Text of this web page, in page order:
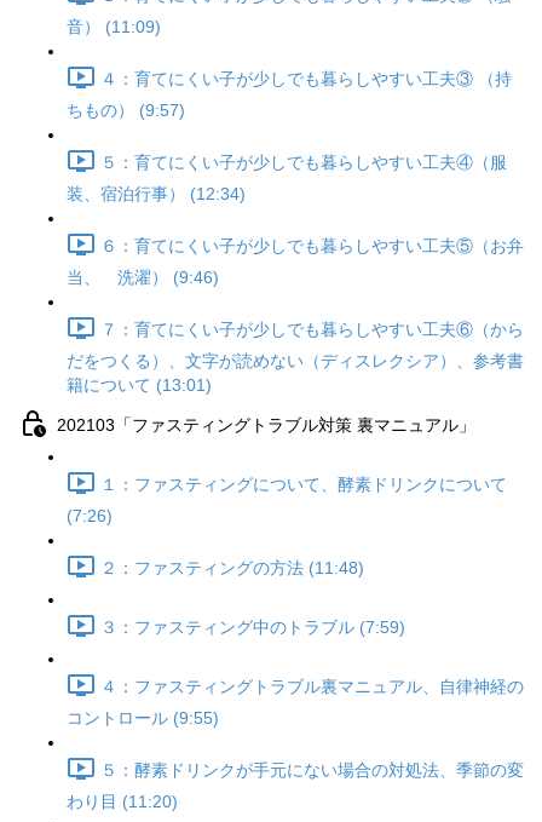
音） (11:09)
４：育てにくい子が少しでも暮らしやすい工夫③ （持
ちもの） (9:57)
５：育てにくい子が少しでも暮らしやすい工夫④（服
装、宿泊行事） (12:34)
６：育てにくい子が少しでも暮らしやすい工夫⑤（お弁
当、 洗濯） (9:46)
７：育てにくい子が少しでも暮らしやすい工夫⑥（から
だをつくる）、文字が読めない（ディスレクシア）、参考書
籍について (13:01)
202103「ファスティングトラブル対策 裏マニュアル」
１：ファスティングについて、酵素ドリンクについて
(7:26)
２：ファスティングの方法 (11:48)
３：ファスティング中のトラブル (7:59)
４：ファスティングトラブル裏マニュアル、自律神経の
コントロール (9:55)
５：酵素ドリンクが手元にない場合の対処法、季節の変
わり目 (11:20)